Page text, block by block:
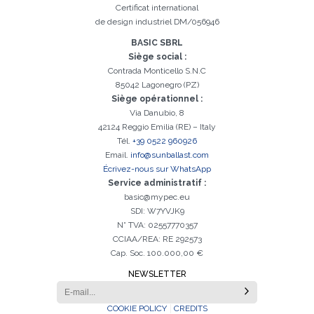
Certificat international
de design industriel DM/056946
BASIC SBRL
Siège social :
Contrada Monticello S.N.C
85042 Lagonegro (PZ)
Siège opérationnel :
Via Danubio, 8
42124 Reggio Emilia (RE) – Italy
Tél. +39 0522 960926
Email. info@sunballast.com
Écrivez-nous sur WhatsApp
Service administratif :
basic@mypec.eu
SDI: W7YVJK9
N° TVA: 02557770357
CCIAA/REA: RE 292573
Cap. Soc. 100.000,00 €
NEWSLETTER
COOKIE POLICY CREDITS